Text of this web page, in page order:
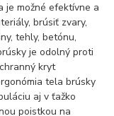
je možné efektívne a
brúsiť zvary,
tehly, betónu,
je odolný proti
kryt
tela brúsky
aj v ťažko
poistkou na